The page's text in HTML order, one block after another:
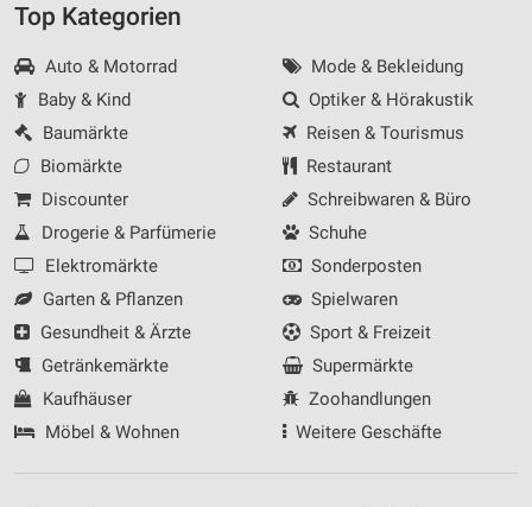
Top Kategorien
Auto & Motorrad
Baby & Kind
Baumärkte
Biomärkte
Discounter
Drogerie & Parfümerie
Elektromärkte
Garten & Pflanzen
Gesundheit & Ärzte
Getränkemärkte
Kaufhäuser
Möbel & Wohnen
Mode & Bekleidung
Optiker & Hörakustik
Reisen & Tourismus
Restaurant
Schreibwaren & Büro
Schuhe
Sonderposten
Spielwaren
Sport & Freizeit
Supermärkte
Zoohandlungen
Weitere Geschäfte